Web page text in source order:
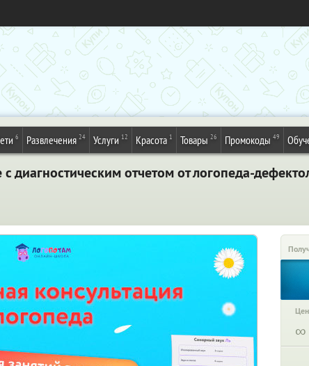
6 Развлечения 24 Услуги 12 Красота 1 Товары 26 Промокоды 49
диагностическим отчетом от логопеда-
∞